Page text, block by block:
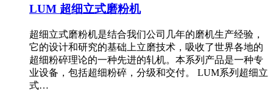
LUM 超细立式磨粉机
超细立式磨粉机是结合我们公司几年的磨机生产经验，
它的设计和研究的基础上立磨技术，吸收了世界各地的
超细粉碎理论的一种先进的轧机。本系列产品是一种专
业设备，包括超细粉碎，分级和交付。 LUM系列超细立
式…